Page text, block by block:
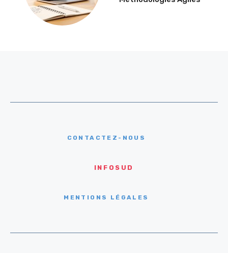
CONTACTEZ-NOUS
INFOSUD
MENTIONS LÉGALES